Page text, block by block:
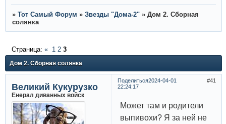
» Тот Самый Форум » Звезды "Дома-2" » Дом 2. Сборная
солянка
Дом 2. Сборная солянка
Страница: « 1 2 3
Поделиться 41
2024-04-01
22:24:17
Великий Кукурузко
Енерал диванных войск
Может там и родители
выпивохи? Я за ней не